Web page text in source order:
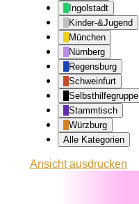
Ingolstadt
Kinder-&Jugend
München
Nürnberg
Regensburg
Schweinfurt
Selbsthilfegruppe
Stammtisch
Würzburg
Alle Kategorien
Ansichtausdrucken